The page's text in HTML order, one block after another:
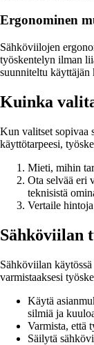
Ergonominen
Sähköviilojen
työskentelyn ilman
suunniteltu käyttäjän
Kuinka
Kun valitset sopivaa
käyttötarpeesi,
Mieti, mihin
Ota selvää eri
teknisistä
Vertaile
Sähköviilan
Sähköviilan
varmistaaksesi
Käytä
silmiä ja
Varmista, että
Säilytä